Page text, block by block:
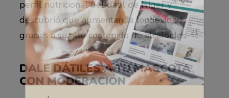
perfil nutricional del dátil de Níger y
descubrió que aumentan la longevidad
gracias a su alto contenido de alcaloides.21
DALE DÁTILES A TU MASCOTA
CON MODERACIÓN